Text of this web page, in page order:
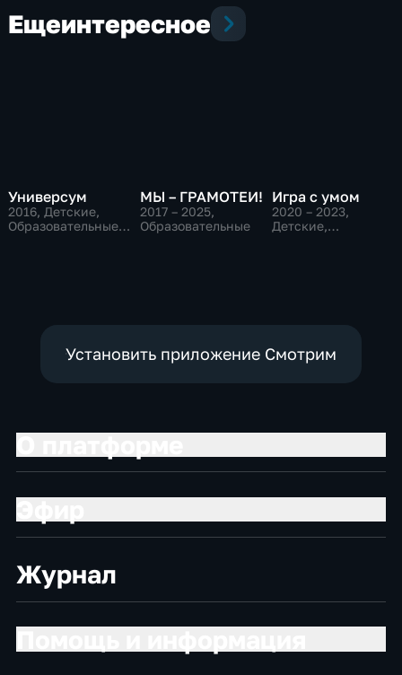
Ещеинтересное
Универсум
2016, Детские,
Образовательные,
МЫ – ГРАМОТЕИ!
2017 – 2025,
Образовательные
Игра с умом
2020 – 2023,
Детские,
Установить приложение Смотрим
Журнал